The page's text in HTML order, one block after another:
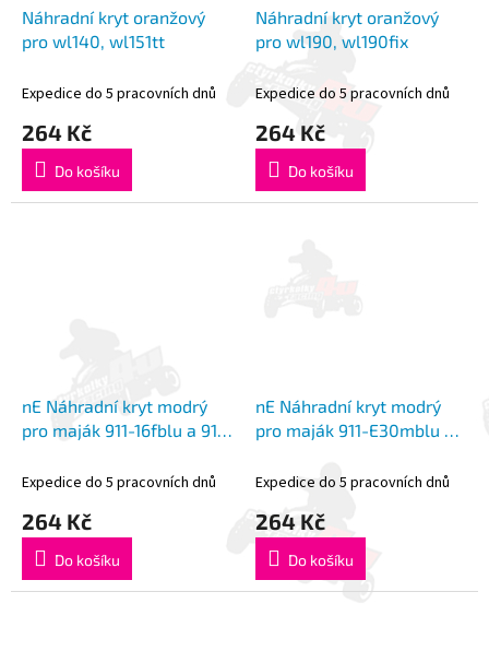
Náhradní kryt oranžový
pro wl140, wl151tt
Expedice do 5 pracovních dnů
264 Kč
Do košíku
Náhradní kryt oranžový
pro wl190, wl190fix
Expedice do 5 pracovních dnů
264 Kč
Do košíku
nE Náhradní kryt modrý
pro maják 911-16fblu a 911-
Expedice do 5 pracovních dnů
264 Kč
Do košíku
nE Náhradní kryt modrý
pro maják 911-E30mblu a
Expedice do 5 pracovních dnů
264 Kč
Do košíku